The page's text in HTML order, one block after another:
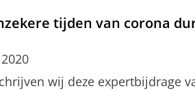
tijden van corona
wij deze expertbijdrage